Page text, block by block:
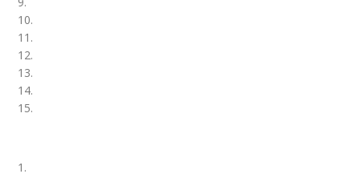
10.
11.
12.
13.
14.
15.
1.